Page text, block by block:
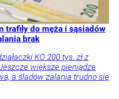
trafiły do męża i sąsiadów
brak
KO 200 tys. zł z
większe pieniądze
a śladów zalania trudno się